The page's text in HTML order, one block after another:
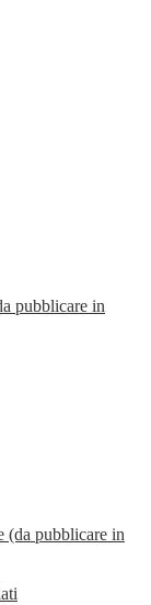
pubblicare in
(da pubblicare in